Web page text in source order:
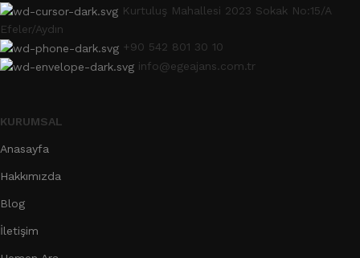
Kurtuluş Mahallesi 2023 Sokak No:15/A
Efeler/Aydın
+90 542 801 30 10
info@egeajans.com.tr
KURUMSAL
Anasayfa
Hakkımızda
Blog
İletişim